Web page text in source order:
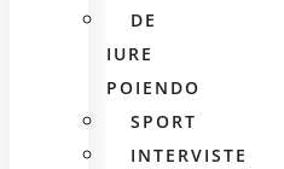
DE
IURE
POIENDO
SPORT
INTERVISTE